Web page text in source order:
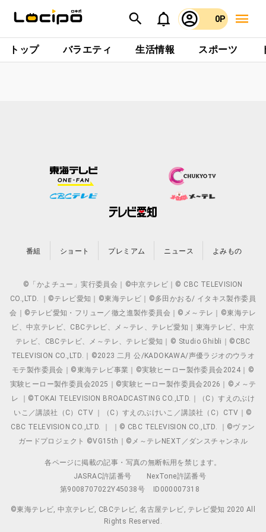
0P
トップ バラエティ 生活情報 スポーツ
番組 ショート プレミアム ニュース よみもの
©「かよチュー」実行委員会｜©中京テレビ｜© CBC TELEVISION
CO.,LTD. ｜©テレビ愛知｜©東海テレビ｜©多田かおる/ イタキス製作委員
会｜©テレビ愛知・フリュー／徹之進製作委員会｜©メ～テレ｜©東海テレ
ビ、中京テレビ、CBCテレビ、メ～テレ、テレビ愛知｜東海テレビ、中京
テレビ、CBCテレビ、メ～テレ、テレビ愛知｜© Studio Ghibli｜©CBC
TELEVISION CO.,LTD.｜©2023 二月 公/KADOKAWA/声優ラジオのウラオ
モテ製作委員会｜©東海テレビ事業｜©実験ヒーロー製作委員会2024｜©
実験ヒーロー製作委員会2025｜©実験ヒーロー製作委員会2026｜©メ～テ
レ ｜©TOKAI TELEVISION BROADCASTING CO.,LTD.｜（C）すえのぶけ
いこ／講談社（C）CTV ｜（C）すえのぶけいこ／講談社（C）CTV｜©
CBC TELEVISION CO.,LTD. ｜ ｜© CBC TELEVISION CO.,LTD. ｜©ヴァン
ガードプロジェクト ©VG15th｜©メ～テレNEXT／ダンスチャンネル
各ページに掲載の記事・写真の無断転用を禁じます。
JASRAC許諾番号
NexTone許諾番号
第9008707022Y45038号
ID000007318
©東海テレビ, 中京テレビ, CBCテレビ, 名古屋テレビ, テレビ愛知 2020 All
Rights Reserved.